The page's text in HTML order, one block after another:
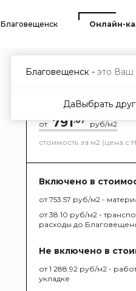
Благовещенск Онлайн-
от 791.67 руб/м2
стоимость за м2 (цена с
Включено в
от 753.57 руб/м2 -
от 38.10 руб/м2 -
расходы до
Не включено в
от 1 288.92 руб/м2 -
укладке
Благовещенск - это Ваш
ДаВыбрать